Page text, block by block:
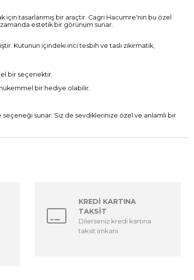
için tasarlanmış bir araçtır. Cagri Hacumre'nin bu özel
estetik bir görünüm sunar.
Kutunun içindeki inci tesbih ve taslı zikirmatik,
bir seçenektir.
bir hediye olabilir.
sunar. Siz de sevdiklerinize özel ve anlamlı bir
KREDİ KARTINA
TAKSİT
Dilerseniz kredi kartına
taksit imkanı.